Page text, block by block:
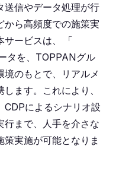
送信やデータ処理が行
から高頻度での施策実
ービスは、
「
タを、TOPPANグル
のもとで、リアルメ
ます。これにより、
CDPによるシナリオ設
行まで、人手を介さな
実施が可能となりま